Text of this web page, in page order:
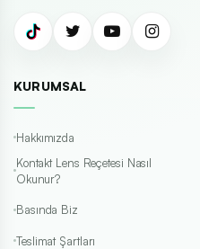
KURUMSAL
Hakkımızda
Kontakt Lens Reçetesi Nasıl
Okunur?
Basında Biz
Teslimat Şartları